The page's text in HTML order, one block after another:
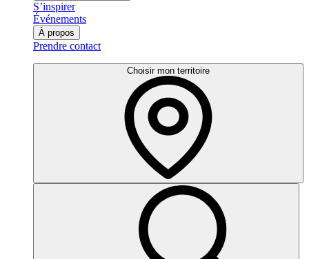
S’inspirer
Événements
À propos
Prendre contact
Choisir mon territoire